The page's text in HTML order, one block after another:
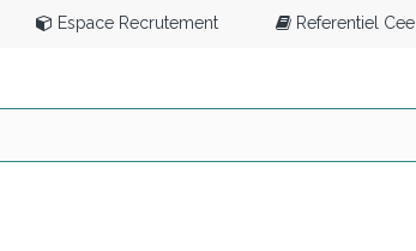
Espace Recrutement Referentiel Cee